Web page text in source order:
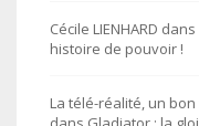
Cécile LIENHARD dans
histoire de pouvoir !
La télé-réalité, un